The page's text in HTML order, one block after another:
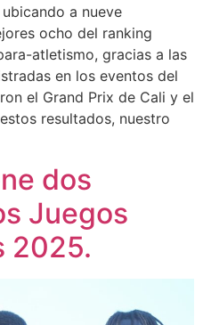
a nueve
ocho del ranking
atletismo, gracias a las
en los eventos del
el Grand Prix de Cali y el
resultados, nuestro
dos
Juegos
2025.